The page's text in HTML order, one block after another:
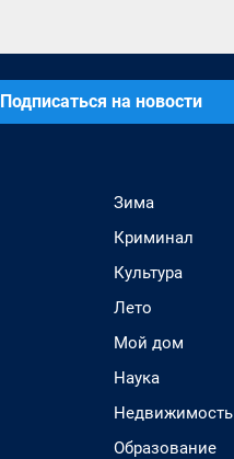
Подписаться на новости
Зима
Криминал
Культура
Лето
Мой дом
Наука
Недвижимость
Образование